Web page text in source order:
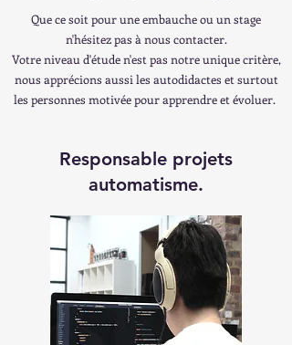
Que ce soit pour une embauche ou un stage
n'hésitez pas à nous contacter.
Votre niveau d'étude n'est pas notre unique critère,
nous apprécions aussi les autodidactes et surtout
les personnes motivée pour apprendre et évoluer.
Responsable projets
automatisme.